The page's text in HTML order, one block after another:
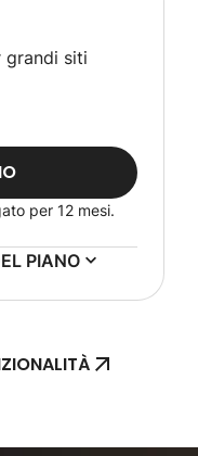
grandi siti
per 12 mesi.
PIANO